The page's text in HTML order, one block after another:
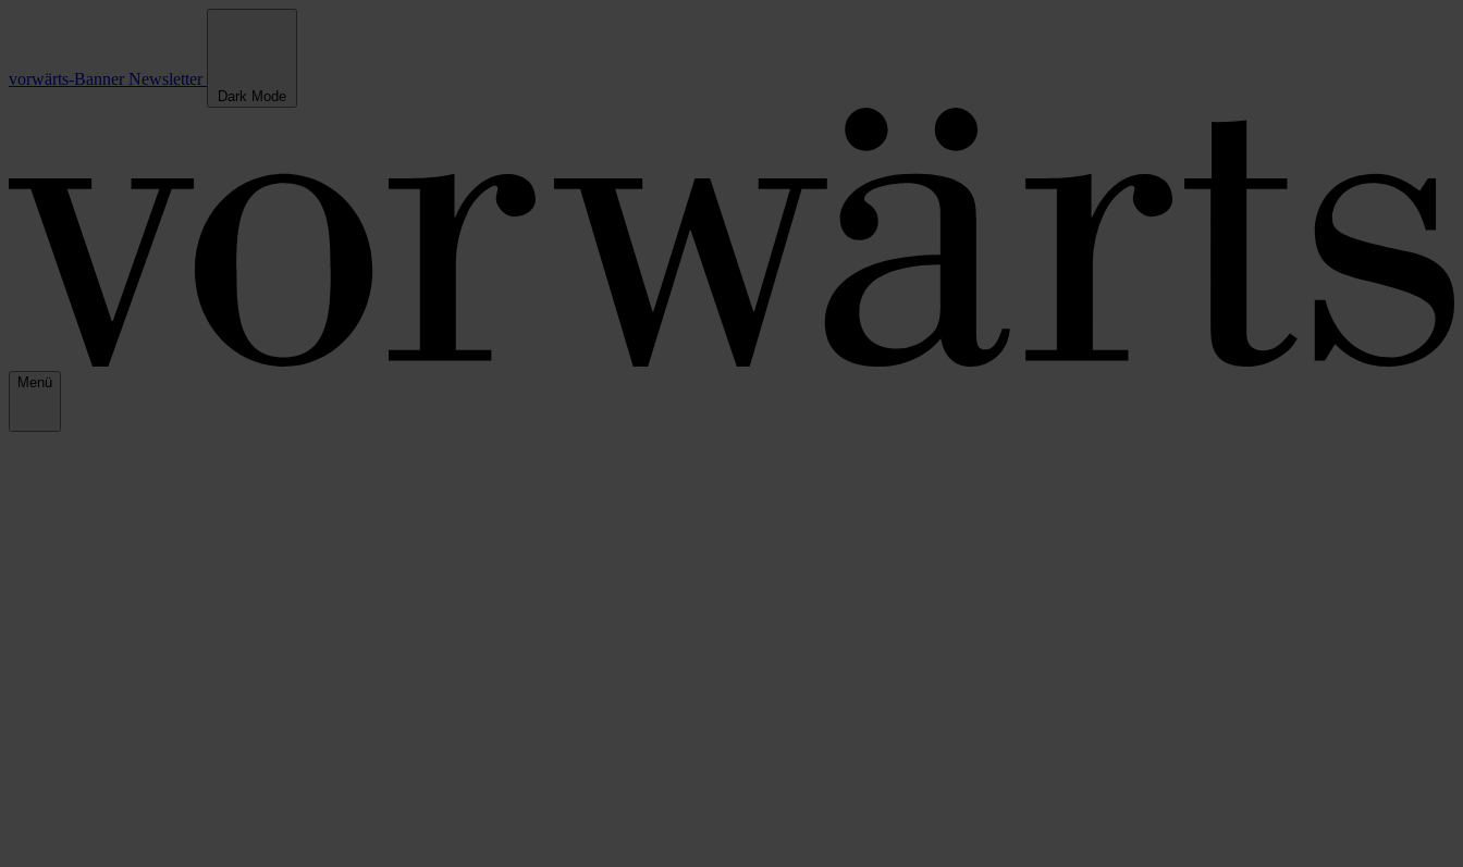
vorwärts-Banner Newsletter
Dark Mode
Menü